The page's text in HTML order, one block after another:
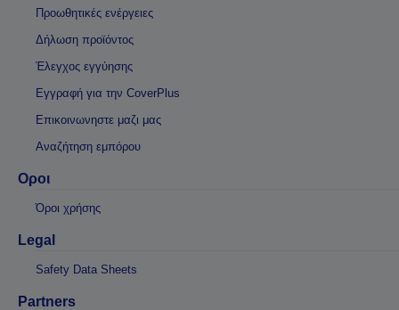
Προωθητικές ενέργειες
Δήλωση προϊόντος
Έλεγχος εγγύησης
Εγγραφή για την CoverPlus
Επικοινωνηστε μαζι μας
Αναζήτηση εμπόρου
Οροι
Όροι χρήσης
Legal
Safety Data Sheets
Partners